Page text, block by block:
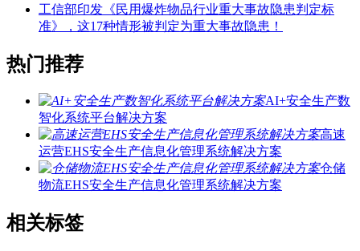
工信部印发《民用爆炸物品行业重大事故隐患判定标
准》，这17种情形被判定为重大事故隐患！
热门推荐
AI+安全生产数
智化系统平台解决方案
高速
运营EHS安全生产信息化管理系统解决方案
仓储
物流EHS安全生产信息化管理系统解决方案
相关标签